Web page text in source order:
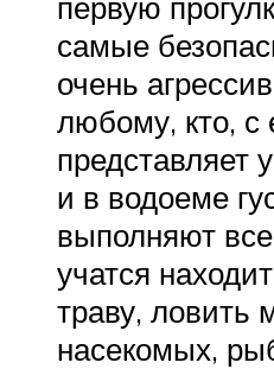
самые
очень
любому, кто, с
представляет
и в водоеме
выполняют
учатся
траву, ловить
насекомых,